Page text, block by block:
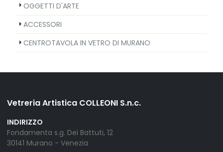
OGGETTI D'ARTE
ACCESSORI
CENTROTAVOLA IN VETRO DI MURANO
Vetreria Artistica COLLEONI S.n.c.
INDIRIZZO
Fondamenta s.g. Dei Battuti, 12
30141 Murano - Venezia